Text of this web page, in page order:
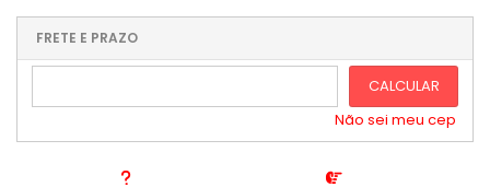
...
....
FRETE E PRAZO
CALCULAR
Não sei meu cep